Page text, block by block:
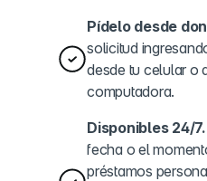
Pídelo desde
solicitud
desde tu celular o
computadora.
Disponibles 24/7.
fecha o el
préstamos